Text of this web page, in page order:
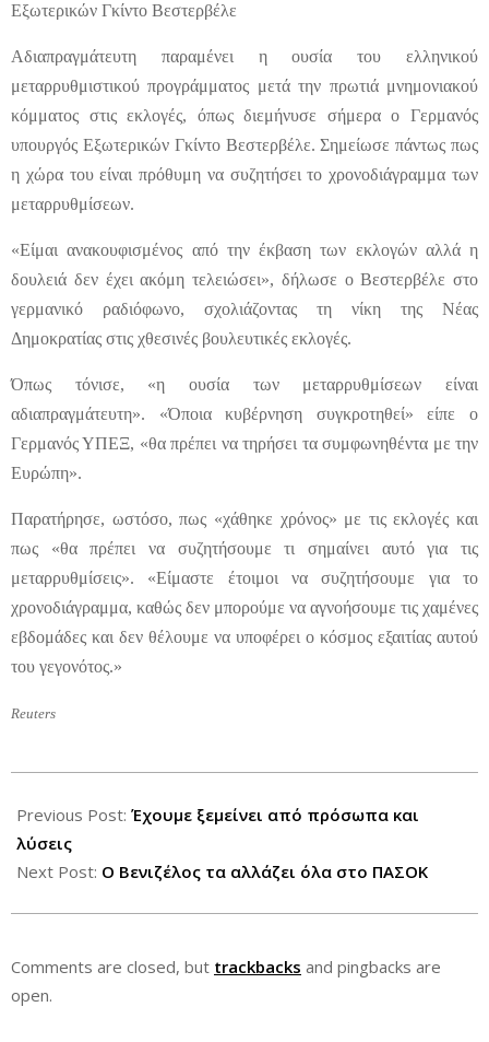
Εξωτερικών Γκίντο Βεστερβέλε
Αδιαπραγμάτευτη παραμένει η ουσία του ελληνικού
μεταρρυθμιστικού προγράμματος μετά την πρωτιά μνημονιακού
κόμματος στις εκλογές, όπως διεμήνυσε σήμερα ο Γερμανός
υπουργός Εξωτερικών Γκίντο Βεστερβέλε. Σημείωσε πάντως πως
η χώρα του είναι πρόθυμη να συζητήσει το χρονοδιάγραμμα των
μεταρρυθμίσεων.
«Είμαι ανακουφισμένος από την έκβαση των εκλογών αλλά η
δουλειά δεν έχει ακόμη τελειώσει», δήλωσε ο Βεστερβέλε στο
γερμανικό ραδιόφωνο, σχολιάζοντας τη νίκη της Νέας
Δημοκρατίας στις χθεσινές βουλευτικές εκλογές.
Όπως τόνισε, «η ουσία των μεταρρυθμίσεων είναι
αδιαπραγμάτευτη». «Όποια κυβέρνηση συγκροτηθεί» είπε ο
Γερμανός ΥΠΕΞ, «θα πρέπει να τηρήσει τα συμφωνηθέντα με την
Ευρώπη».
Παρατήρησε, ωστόσο, πως «χάθηκε χρόνος» με τις εκλογές και
πως «θα πρέπει να συζητήσουμε τι σημαίνει αυτό για τις
μεταρρυθμίσεις». «Είμαστε έτοιμοι να συζητήσουμε για το
χρονοδιάγραμμα, καθώς δεν μπορούμε να αγνοήσουμε τις χαμένες
εβδομάδες και δεν θέλουμε να υποφέρει ο κόσμος εξαιτίας αυτού
του γεγονότος.»
Reuters
06-
18
Previous Post: Έχουμε ξεμείνει από πρόσωπα και
λύσεις
Next Post: Ο Βενιζέλος τα αλλάζει όλα στο ΠΑΣΟΚ
Comments are closed, but trackbacks and pingbacks are
open.